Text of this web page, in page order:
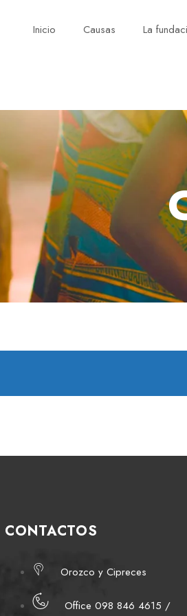
Inicio Causas La
CONTACTOS
Orozco y Cipreces
Office 098 846 4615 /